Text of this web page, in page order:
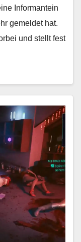
Informantein
gemeldet hat.
und stellt fest